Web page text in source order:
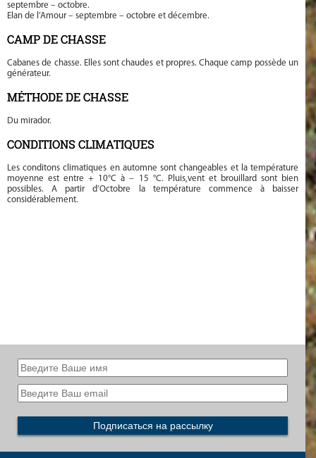
septembre – octobre.
Elan de l’Amour – septembre – octobre et décembre.
CAMP DE CHASSE
Cabanes de chasse. Elles sont chaudes et propres. Chaque camp possède un
générateur.
MÉTHODE DE CHASSE
Du mirador.
CONDITIONS CLIMATIQUES
Les conditons climatiques en automne sont changeables et la température
moyenne est entre + 10°C à – 15 °C. Pluis,vent et brouillard sont bien
possibles. A partir d’Octobre la température commence à baisser
considérablement.